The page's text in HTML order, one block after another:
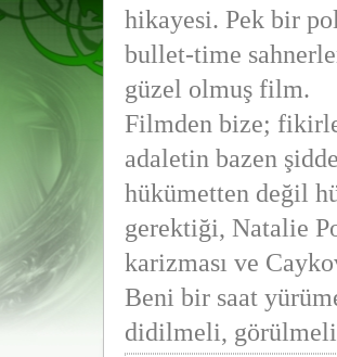
hikayesi. Pek bir
bullet-time
güzel olmuş film.
Filmden bize;
adaletin bazen
hükümetten değil
gerektiği, Natalie
karizması ve
Beni bir saat
didilmeli,